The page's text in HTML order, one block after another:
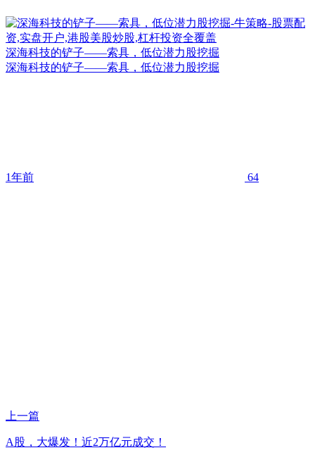
深海科技的铲子——索具，低位潜力股挖掘
深海科技的铲子——索具，低位潜力股挖掘
1年前 64
上一篇
A股，大爆发！近2万亿元成交！